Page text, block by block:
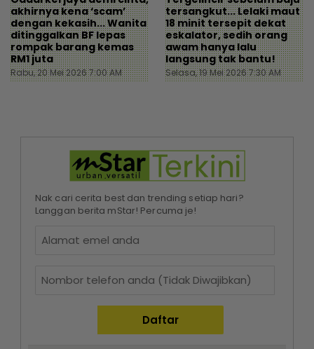
akhirnya kena ‘scam’
dengan kekasih... Wanita
ditinggalkan BF lepas
rompak barang kemas
RM1 juta
Rabu, 20 Mei 2026 7:00 AM
tersangkut... Lelaki maut
18 minit tersepit dekat
eskalator, sedih orang
awam hanya lalu
langsung tak bantu!
Selasa, 19 Mei 2026 7:30 AM
Nak cari cerita best dan trending setiap hari?
Langgan berita mStar! Percuma je!